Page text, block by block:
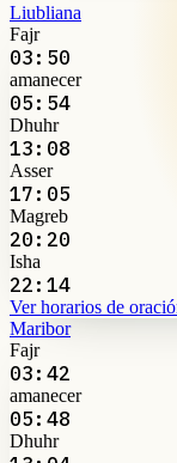
Liubliana
Fajr
03:50
amanecer
05:54
Dhuhr
13:08
Asser
17:05
Magreb
20:20
Isha
22:14
Ver horarios de
Maribor
Fajr
03:42
amanecer
05:48
Dhuhr